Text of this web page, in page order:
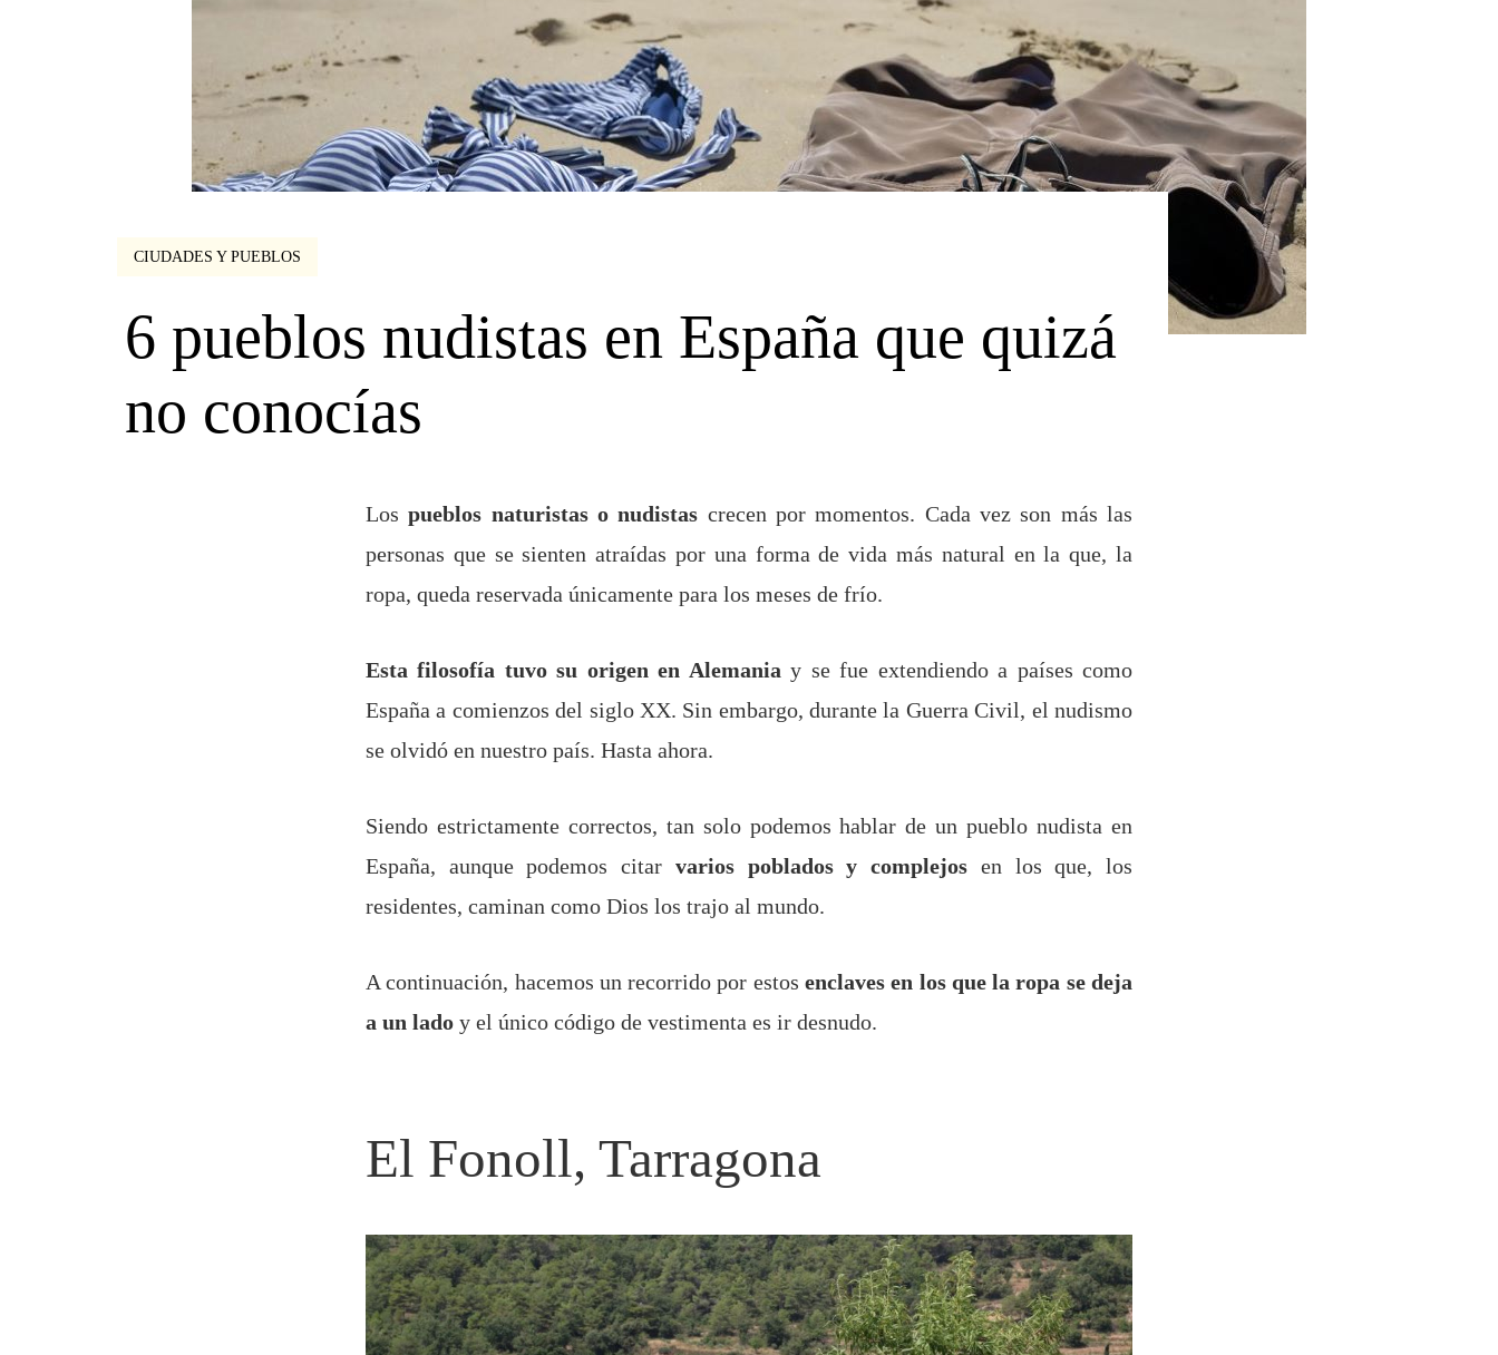
CIUDADES Y PUEBLOS
6 pueblos nudistas en España que quizá
no conocías
Lospueblos naturistas o nudistas crecen por momentos. Cada vez son más las
personas que se sienten atraídas por una forma de vida más natural en la que, la
ropa, queda reservada únicamente para los meses de frío.
Esta filosofía tuvo su origen en Alemania y se fue extendiendo a países como
España a comienzos del siglo XX. Sin embargo, durante la Guerra Civil, el nudismo
se olvidó en nuestro país. Hasta ahora.
Siendo estrictamente correctos, tan solo podemos hablar de un pueblo nudista en
España, aunque podemos citar varios poblados y complejos en los que, los
residentes, caminan como Dios los trajo al mundo.
A continuación, hacemos un recorrido por estos enclaves en los que la ropa se deja
a un lado y el único código de vestimenta es ir desnudo.
El Fonoll, Tarragona